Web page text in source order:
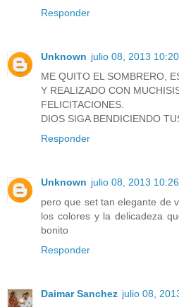
Responder
Unknown julio 08, 2013
ME QUITO EL SOMBRERO,
Y REALIZADO CON
FELICITACIONES.
DIOS SIGA BENDICIENDO
Responder
Unknown julio 08, 2013
pero que set tan elegante de
los colores y la delicadeza
bonito
Responder
Daimar Sanchez julio 08,